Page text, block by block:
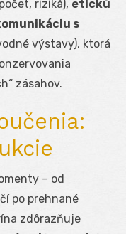
riziká), etickú
s
výstavy), ktorá
zásahov.
– od
po prehnané
zdôrazňuje